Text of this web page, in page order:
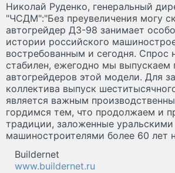
Николай Руденко, генеральный
"ЧСДМ":"Без преувеличения могу
автогрейдер ДЗ-98 занимает
истории российского
востребованным и сегодня. Спрос
стабилен, ежегодно мы выпускаем
автогрейдеров этой модели. Для
коллектива выпуск
является важным
гордимся тем, что продолжаем и
традиции, заложенные уральскими
машиностроителями более 60 лет
Buildernet
www.buildernet.ru